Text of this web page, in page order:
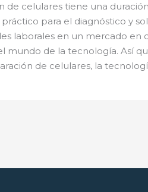
de celulares tiene una
para el diagnóstico y
laborales en un mercado
de la tecnología. Así
de celulares, la